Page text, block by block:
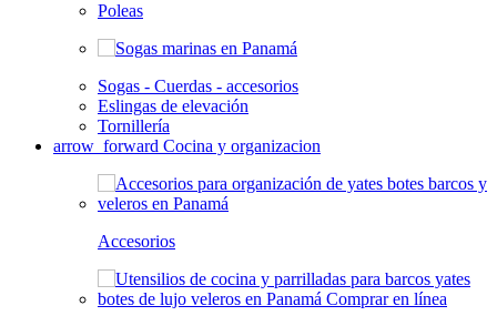
Poleas
Sogas - Cuerdas - accesorios
Eslingas de elevación
Tornillería
arrow_forward Cocina y organizacion
Accesorios